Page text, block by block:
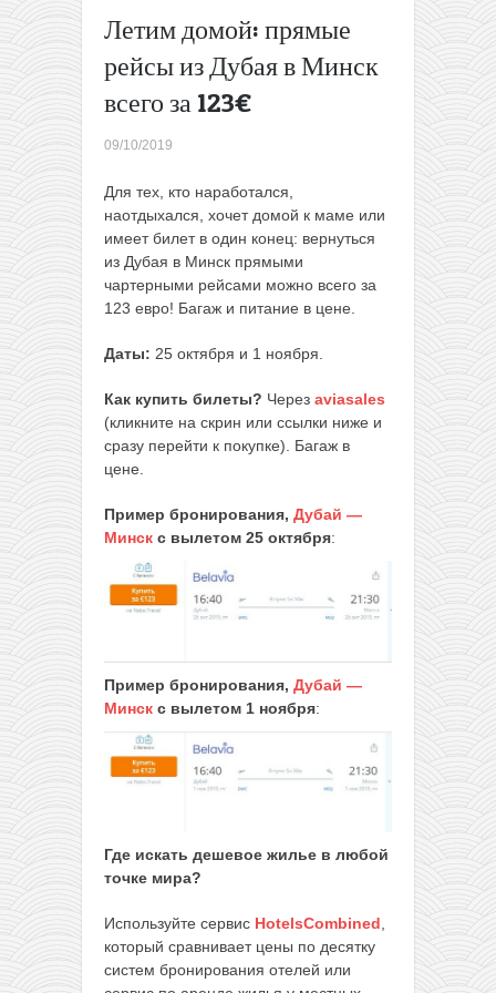
Летим домой: прямые
рейсы из Дубая в Минск
всего за 123€
09/10/2019
Для тех, кто наработался,
наотдыхался, хочет домой к маме или
имеет билет в один конец: вернуться
из Дубая в Минск прямыми
чартерными рейсами можно всего за
123 евро! Багаж и питание в цене.
Даты: 25 октября и 1 ноября.
Как купить билеты? Через aviasales
(кликните на скрин или ссылки ниже и
сразу перейти к покупке). Багаж в
цене.
Пример бронирования, Дубай —
Минск с вылетом 25 октября:
Пример бронирования, Дубай —
Минск с вылетом 1 ноября:
Где искать дешевое жилье в любой
точке мира?
Используйте сервис HotelsCombined
который сравнивает цены по десятку
систем бронирования отелей или
49€
туда-
обратно
завтраками